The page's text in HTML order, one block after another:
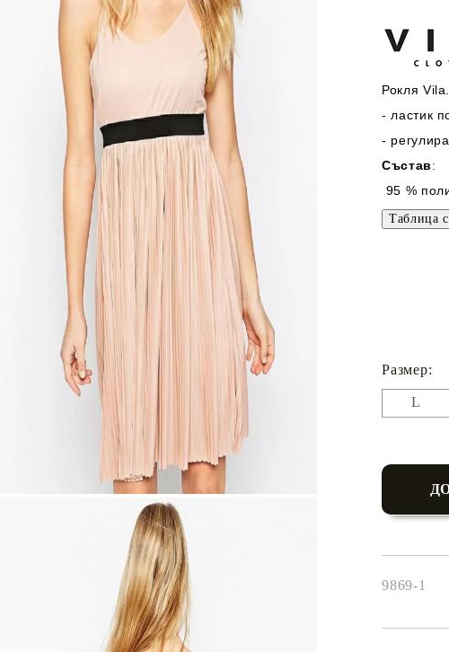
Рокля Vila.
- ластик
-
Състав :
95 %
Размер:
L
9869-1